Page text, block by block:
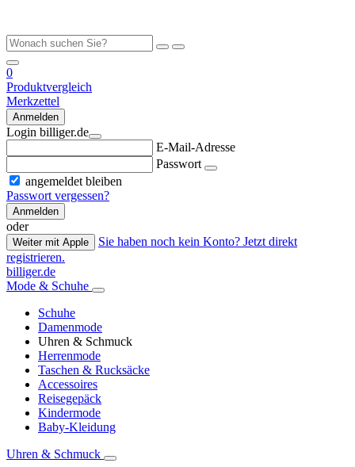
0
Produktvergleich
Merkzettel
Anmelden
Login billiger.de
E-Mail-Adresse
Passwort
angemeldet bleiben
Passwort vergessen?
Anmelden
oder
Weiter mit Apple
Sie haben noch kein Konto? Jetzt direkt
registrieren.
billiger.de
Mode & Schuhe
Schuhe
Damenmode
Uhren & Schmuck
Herrenmode
Taschen & Rucksäcke
Accessoires
Reisegepäck
Kindermode
Baby-Kleidung
Uhren & Schmuck